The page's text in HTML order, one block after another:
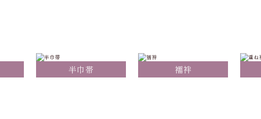
半巾帯 襦袢